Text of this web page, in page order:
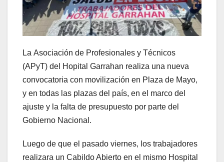
La Asociación de Profesionales y Técnicos
(APyT) del Hopital Garrahan realiza una nueva
convocatoria con movilización en Plaza de Mayo,
y en todas las plazas del país, en el marco del
ajuste y la falta de presupuesto por parte del
Gobierno Nacional.
Luego de que el pasado viernes, los trabajadores
realizara un Cabildo Abierto en el mismo Hospital